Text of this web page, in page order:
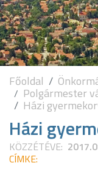
Főoldal
Polgármester
Házi
Házi
KÖZZÉTÉVE:
CÍMKE: